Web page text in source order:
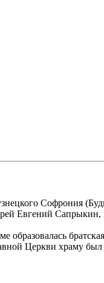
Софрония
Евгений
Церкви храму был